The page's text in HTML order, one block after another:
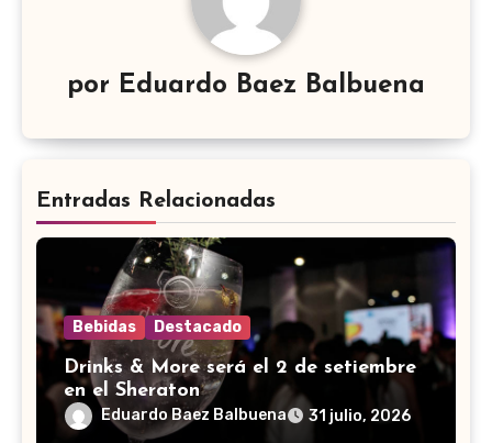
por Eduardo Baez Balbuena
Entradas Relacionadas
Bebidas Destacado
Drinks & More será el 2 de setiembre
en el Sheraton
Eduardo Baez Balbuena 31 julio, 2026